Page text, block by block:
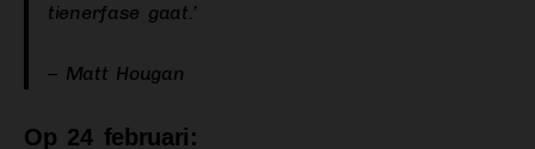
tienerfase gaat.’
– Matt Hougan
Op 24 februari: